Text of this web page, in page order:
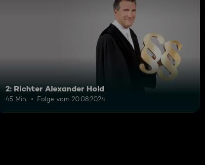
2: Richter Alexander Hold
45 Min. Folge vom 20.08.2024